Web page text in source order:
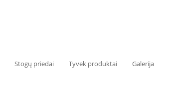
Stogų priedai Tyvek produktai Galerija